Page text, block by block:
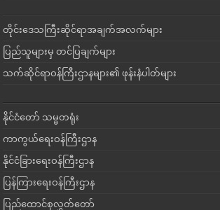
တိုင်းဒေသကြီးဆိုင်ရာအချက်အလက်များ
ပြည်သူများမှ တင်ပြချက်များ
သက်ဆိုင်ရာဝန်ကြီးဌာနများ၏ ဖုန်းနံပါတ်များ
နိုင်ငံတော် သမ္မတရုံး
ကာကွယ်ရေးဝန်ကြီးဌာန
နိုင်ငံခြားရေးဝန်ကြီးဌာန
ပြန်ကြားရေးဝန်ကြီးဌာန
ပြည်ထောင်စုလွှတ်တော်